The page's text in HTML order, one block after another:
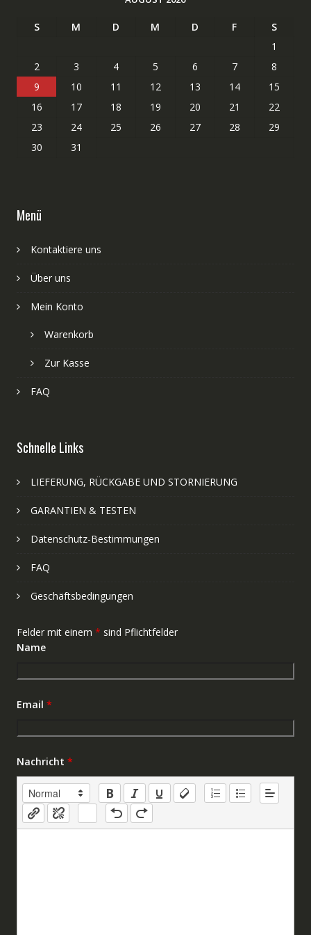
S M D M D F
S
1
2
3 4 5 6 7
8
9
10 11 12 13 14
15
16
17 18 19 20 21
22
23
24 25 26 27 28
29
30
31
Menü
Kontaktiere uns
Über uns
Mein Konto
Warenkorb
Zur Kasse
FAQ
Schnelle Links
LIEFERUNG, RÜCKGABE UND STORNIERUNG
GARANTIEN & TESTEN
Datenschutz-Bestimmungen
FAQ
Geschäftsbedingungen
Felder mit einem * sind Pflichtfelder
Name
Email *
Nachricht *